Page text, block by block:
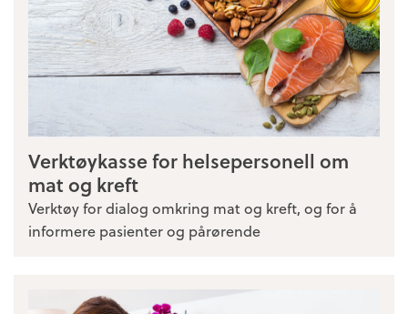
Verktøykasse for helsepersonell om
mat og kreft
Verktøy for dialog omkring mat og kreft, og for å
informere pasienter og pårørende